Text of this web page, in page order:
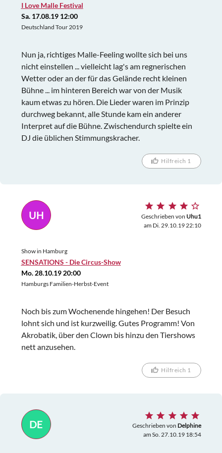
I Love Malle Festival
Sa. 17.08.19 12:00
Deutschland Tour 2019
Nun ja, richtiges Malle-Feeling wollte sich bei uns
nicht einstellen ... vielleicht lag's am regnerischen
Wetter oder an der für das Gelände recht kleinen
Bühne ... im hinteren Bereich war von der Musik
kaum etwas zu hören. Die Lieder waren im Prinzip
durchweg bekannt, alle Stunde kam ein anderer
Interpret auf die Bühne. Zwischendurch spielte ein
DJ die üblichen Stimmungskracher.
Hilfreich 1
UH Geschrieben von Uhu1
am Di. 29.10.19 22:10
Show in Hamburg
SENSATIONS - Die Circus-Show
Mo. 28.10.19 20:00
Hamburgs Familien-Herbst-Event
Noch bis zum Wochenende hingehen! Der Besuch
lohnt sich und ist kurzweilig. Gutes Programm! Von
Akrobatik, über den Clown bis hinzu den Tiershows
nett anzusehen.
Hilfreich 1
DE Geschrieben von Delphine
am So. 27.10.19 18:54